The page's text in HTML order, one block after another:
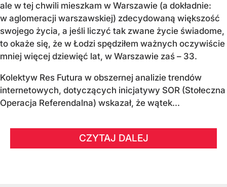
ale w tej chwili mieszkam w Warszawie (a dokładnie:
w aglomeracji warszawskiej) zdecydowaną większość
swojego życia, a jeśli liczyć tak zwane życie świadome,
to okaże się, że w Łodzi spędziłem ważnych oczywiście
mniej więcej dziewięć lat, w Warszawie zaś – 33.
Kolektyw Res Futura w obszernej analizie trendów
internetowych, dotyczących inicjatywy SOR (Stołeczna
Operacja Referendalna) wskazał, że wątek...
CZYTAJ DALEJ